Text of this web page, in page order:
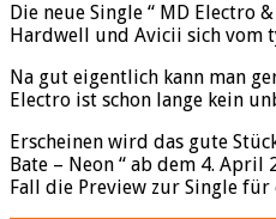
Die neue Single “ MD Electro
Hardwell und Avicii sich vom
Na gut eigentlich kann man
Electro ist schon lange kein
Erscheinen wird das gute
Bate – Neon “ ab dem 4.
Fall die Preview zur Single für